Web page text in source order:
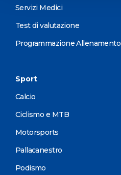
Servizi Medici
Test di valutazione
Programmazione Allenamento
Sport
Calcio
Ciclismo e MTB
Motorsports
Pallacanestro
Podismo